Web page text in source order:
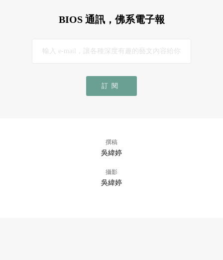
BIOS 通訊，佛系電子報
訂閱
撰稿
吳緯婷
攝影
吳緯婷